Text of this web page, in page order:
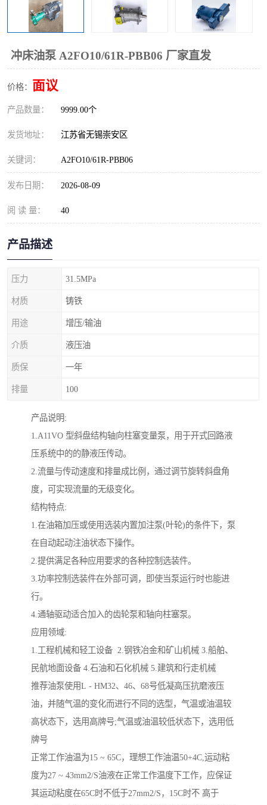
冲床油泵 A2FO10/61R-PBB06 厂家直发
价格： 面议
产品数量： 9999.00个
发货地址： 江苏省无锡崇安区
关键词： A2FO10/61R-PBB06
发布日期： 2026-08-09
阅 读 量： 40
产品描述
压力 31.5MPa
材质 铸铁
用途 增压/输油
介质 液压油
质保 一年
排量 100
产品说明:
1.A11VO 型斜盘结构轴向柱塞变量泵，用于开式回路液
压系统中的的静液压传动。
2.流量与传动速度和排量成比例，通过调节旋转斜盘角
度，可实现流量的无级变化。
结构特点:
1.在油箱加压或使用选装内置加注泵(叶轮)的条件下，泵
在自动起动注油状态下操作。
2.提供满足各种应用要求的各种控制选装件。
3.功率控制选装件在外部可调，即使当泵运行时也能进
行。
4.通轴驱动适合加入的齿轮泵和轴向柱塞泵。
应用领域:
1.工程机械和轻工设备 2.钢铁冶金和矿山机械 3.船舶、
民航地面设备 4.石油和石化机械 5.建筑和行走机械
推荐油泵使用L - HM32、46、68号低凝高压抗磨液压
油，并随气温的变化而进行不同的选型，气温或油温较
高状态下，选用高牌号;气温或油温较低状态下，选用低
牌号
正常工作油温为15 ~ 65C，理想工作油温50+4C,运动粘
度为27 ~ 43mm2/S油液在正常工作温度下工作，应保证
其运动粘度在65C时不低于27mm2/S，15C时不 高于